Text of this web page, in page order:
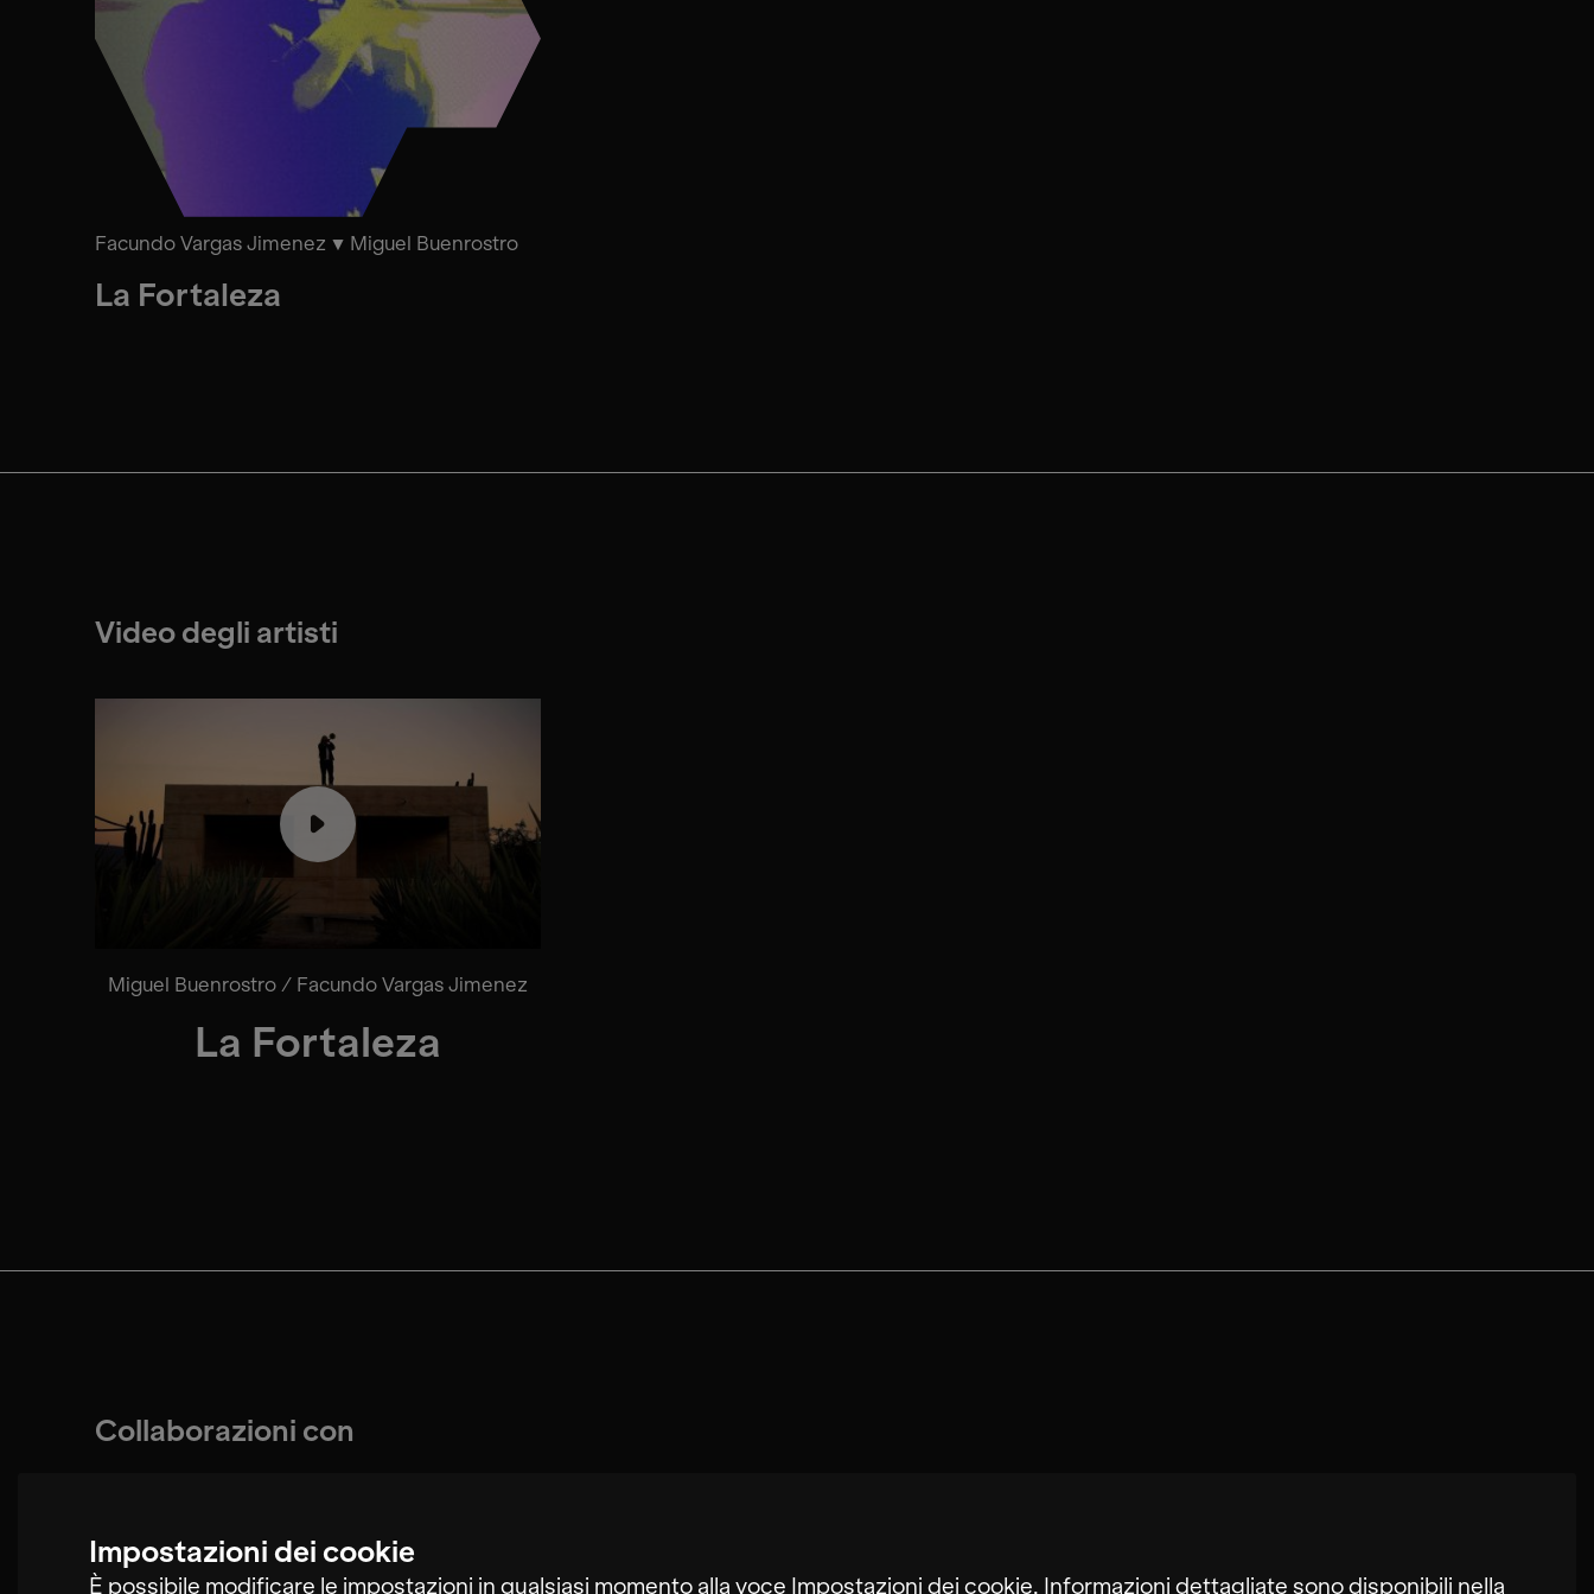
Impostazioni dei cookie
È possibile modificare le impostazioni in qualsiasi momento alla voce Impostazioni dei cookie. Informazioni dettagliate sono disponibili nella
Facundo Vargas Jimenez Miguel Buenrostro
La Fortaleza
Video degli artisti
Miguel Buenrostro / Facundo Vargas Jimenez
La Fortaleza
Collaborazioni con
Miguel Buenrostro